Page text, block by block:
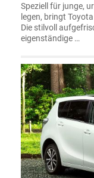
Speziell für junge,
legen, bringt
Die stilvoll
eigenständige …